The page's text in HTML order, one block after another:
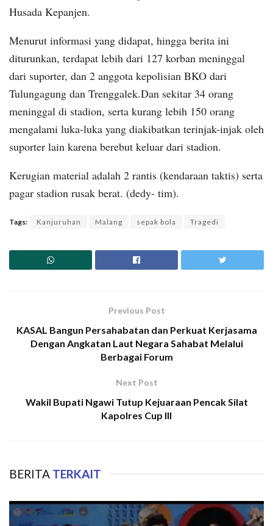
Husada Kepanjen.
Menurut informasi yang didapat, hingga berita ini
diturunkan, terdapat lebih dari 127 korban meninggal
dari suporter, dan 2 anggota kepolisian BKO dari
Tulungagung dan Trenggalek.Dan sekitar 34 orang
meninggal di stadion, serta kurang lebih 150 orang
mengalami luka-luka yang diakibatkan terinjak-injak oleh
suporter lain karena berebut keluar dari stadion.
Kerugian material adalah 2 rantis (kendaraan taktis) serta
pagar stadion rusak berat. (dedy- tim).
Tags: Kanjuruhan Malang sepak bola Tragedi
Previous Post
KASAL Bangun Persahabatan dan Perkuat Kerjasama
Dengan Angkatan Laut Negara Sahabat Melalui
Berbagai Forum
Next Post
Wakil Bupati Ngawi Tutup Kejuaraan Pencak Silat
Kapolres Cup III
BERITA TERKAIT